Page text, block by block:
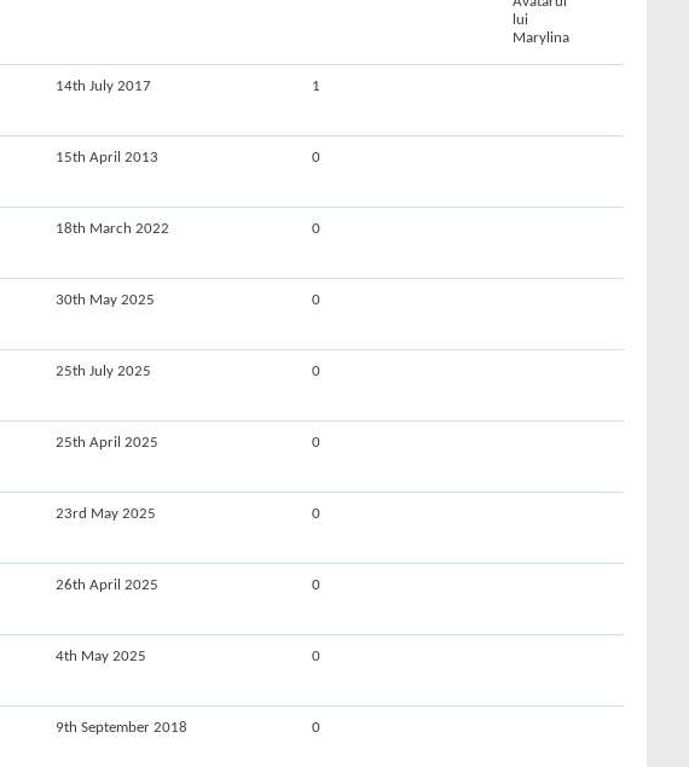
14th July 2017 1
15th April 2013 0
18th March 2022 0
30th May 2025 0
25th July 2025 0
25th April 2025 0
23rd May 2025 0
26th April 2025 0
4th May 2025 0
9th September 2018 0